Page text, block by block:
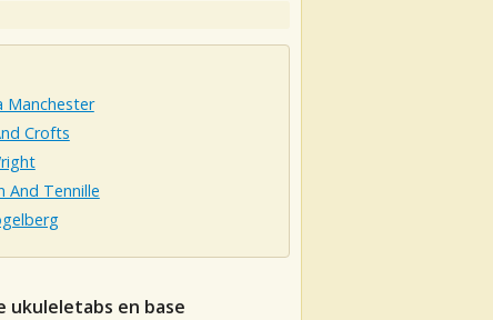
Manchester
Crofts
And Tennille
ukuleletabs en base